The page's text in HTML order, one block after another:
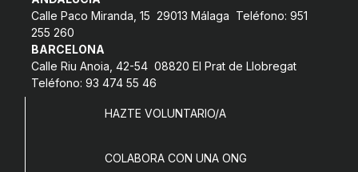
Calle Paco Miranda, 15 29013 Málaga Teléfono: 951
255 260
BARCELONA
Calle Riu Anoia, 42-54 08820 El Prat de Llobregat
Teléfono: 93 474 55 46
HAZTE VOLUNTARIO/A
COLABORA CON UNA ONG